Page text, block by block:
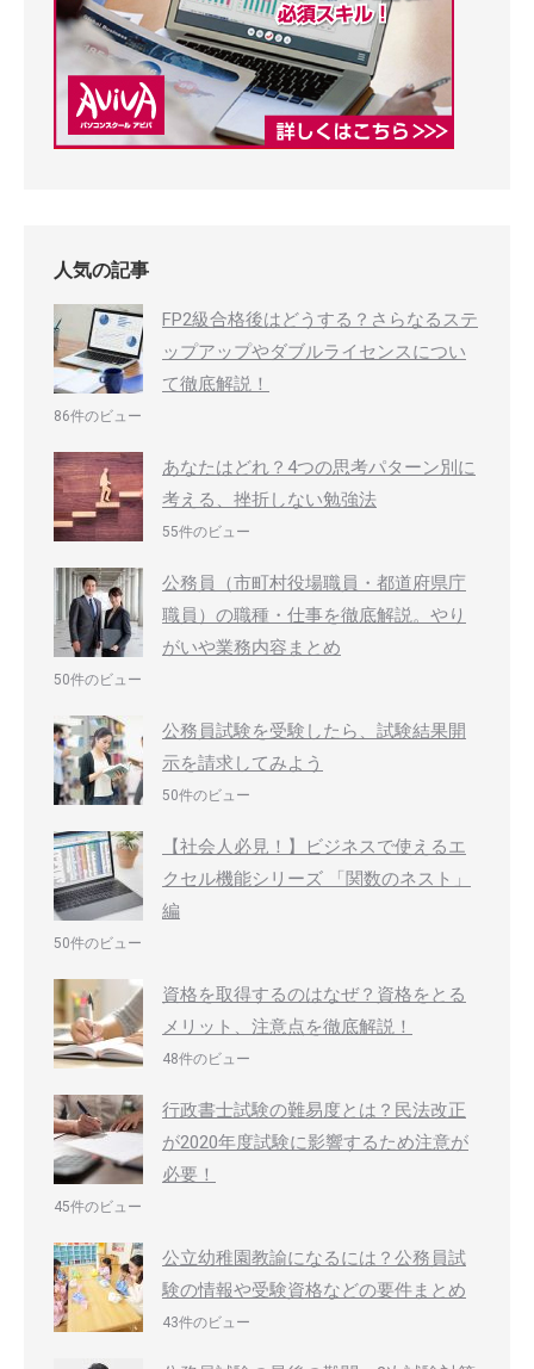
人気の記事
FP2級合格後はどうする？さらなるステ
ップアップやダブルライセンスについ
て徹底解説！
86件のビュー
あなたはどれ？4つの思考パターン別に
考える、挫折しない勉強法
55件のビュー
公務員（市町村役場職員・都道府県庁
職員）の職種・仕事を徹底解説。やり
がいや業務内容まとめ
50件のビュー
公務員試験を受験したら、試験結果開
示を請求してみよう
50件のビュー
【社会人必見！】ビジネスで使えるエ
クセル機能シリーズ 「関数のネスト」
編
50件のビュー
資格を取得するのはなぜ？資格をとる
メリット、注意点を徹底解説！
48件のビュー
行政書士試験の難易度とは？民法改正
が2020年度試験に影響するため注意が
必要！
45件のビュー
公立幼稚園教諭になるには？公務員試
験の情報や受験資格などの要件まとめ
43件のビュー